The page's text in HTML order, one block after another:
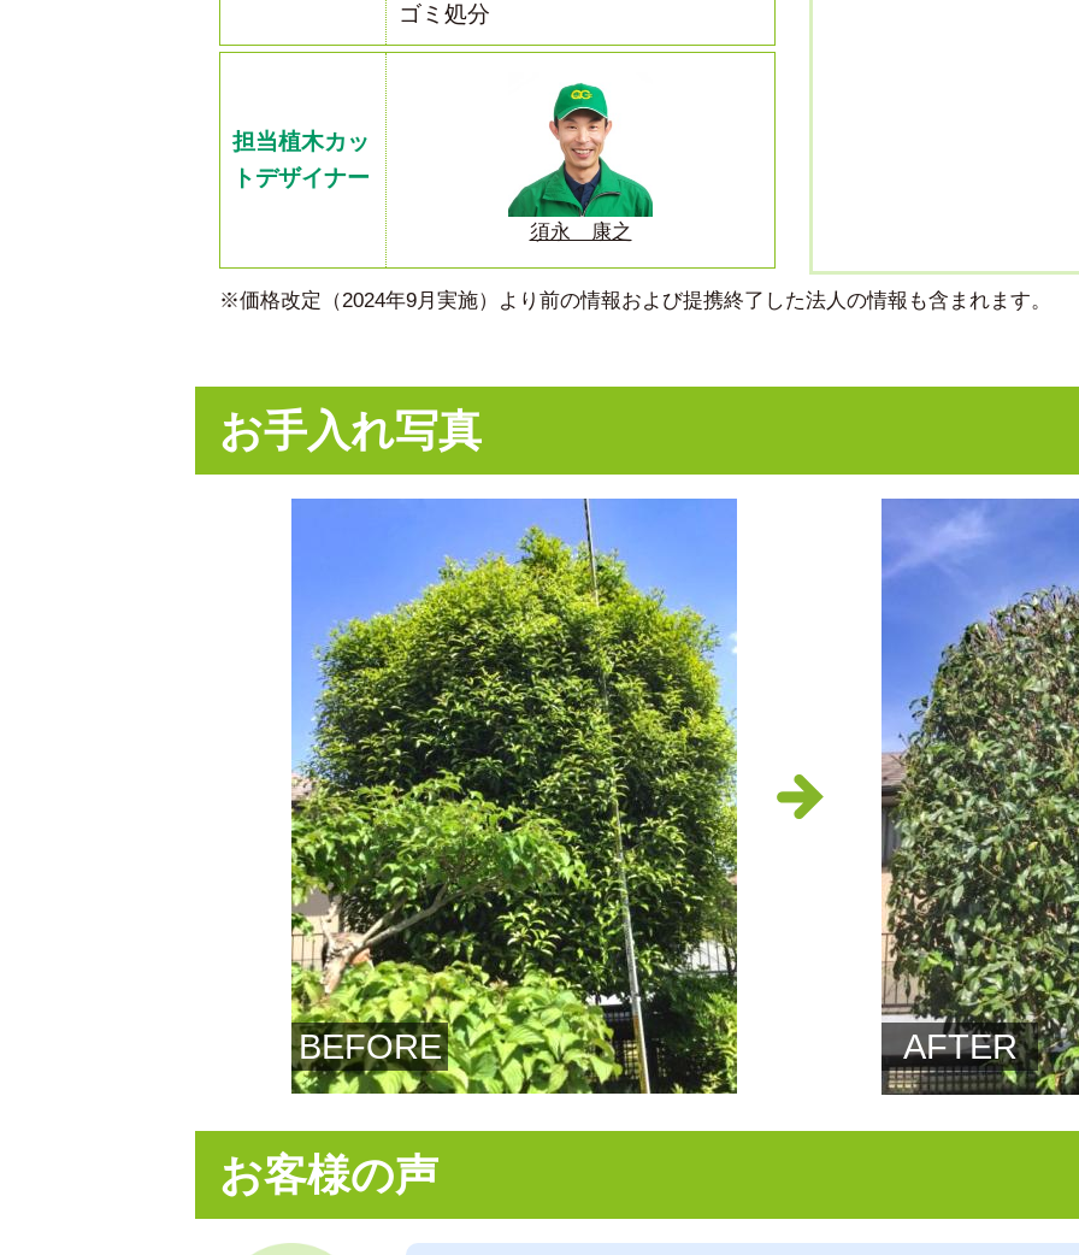
ゴミ処分
担当植木カッ
トデザイナー
須永 康之
※価格改定（2024年9月実施）より前の情報および提携終了した法人の情報も含まれます。
お手入れ写真
BEFORE AFTER
お客様の声